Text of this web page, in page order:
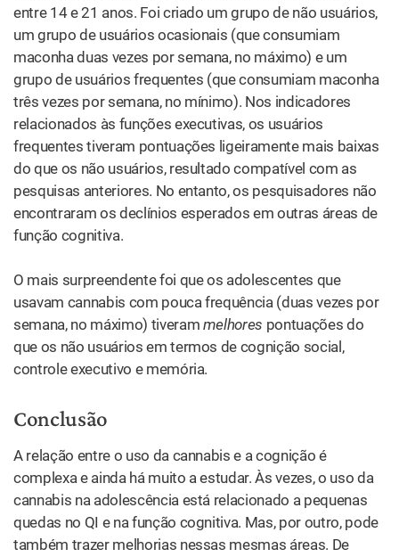
entre 14 e 21 anos. Foi criado um grupo de não usuários,
um grupo de usuários ocasionais (que consumiam
maconha duas vezes por semana, no máximo) e um
grupo de usuários frequentes (que consumiam maconha
três vezes por semana, no mínimo). Nos indicadores
relacionados às funções executivas, os usuários
frequentes tiveram pontuações ligeiramente mais baixas
do que os não usuários, resultado compatível com as
pesquisas anteriores. No entanto, os pesquisadores não
encontraram os declínios esperados em outras áreas de
função cognitiva.
O mais surpreendente foi que os adolescentes que
usavam cannabis com pouca frequência (duas vezes por
semana, no máximo) tiveram melhores pontuações do
que os não usuários em termos de cognição social,
controle executivo e memória.
Conclusão
A relação entre o uso da cannabis e a cognição é
complexa e ainda há muito a estudar. Às vezes, o uso da
cannabis na adolescência está relacionado a pequenas
quedas no QI e na função cognitiva. Mas, por outro, pode
também trazer melhorias nessas mesmas áreas. De